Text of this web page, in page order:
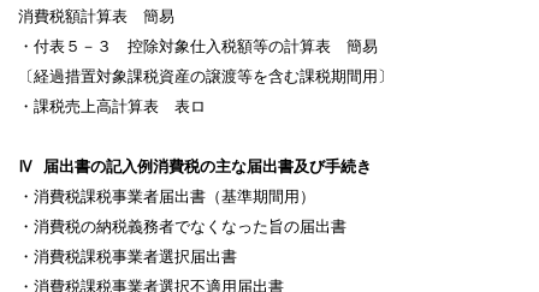
消費税額計算表 簡易
・付表５－３ 控除対象仕入税額等の計算表 簡易
〔経過措置対象課税資産の譲渡等を含む課税期間用〕
・課税売上高計算表 表ロ
Ⅳ 届出書の記入例消費税の主な届出書及び手続き
・消費税課税事業者届出書（基準期間用）
・消費税の納税義務者でなくなった旨の届出書
・消費税課税事業者選択届出書
・消費税課税事業者選択不適用届出書